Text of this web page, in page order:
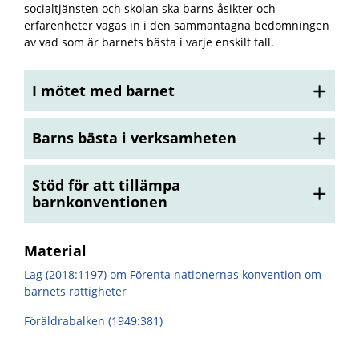
socialtjänsten och skolan ska barns åsikter och
erfarenheter vägas in i den sammantagna bedömningen
av vad som är barnets bästa i varje enskilt fall.
I mötet med barnet
Barns bästa i verksamheten
Stöd för att tillämpa
barnkonventionen
Material
Lag (2018:1197) om Förenta nationernas konvention om
barnets rättigheter
Föräldrabalken (1949:381)